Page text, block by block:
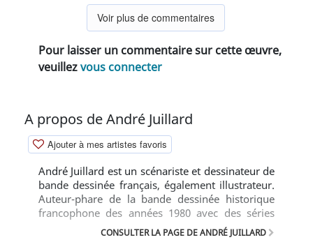
Voir plus de commentaires
Pour laisser un commentaire sur cette œuvre,
veuillezvous connecter
A propos de André Juillard
Ajouter à mes artistes favoris
André Juillard est un scénariste et dessinateur de
bande dessinée français, également illustrateur.
Auteur-phare de la bande dessinée historique
francophone des années 1980 avec des séries
telles que Les Sept vies de l'Epervier ou Plume
Aux Vents. Juillard se diversifie ensuite en
CONSULTER LA PAGE DE ANDRÉ JUILLARD